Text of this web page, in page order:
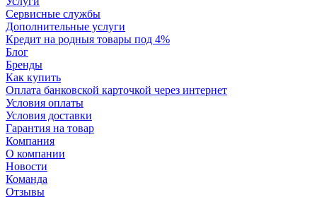
Сервисные службы
Дополнительные услуги
Кредит на родныя товары под 4%
Блог
Бренды
Как купить
Оплата банковской карточкой через интернет
Условия оплаты
Условия доставки
Гарантия на товар
Компания
О компании
Новости
Команда
Отзывы